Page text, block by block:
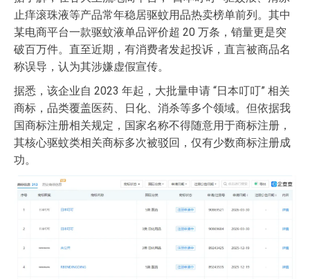
止痒滚珠液等产品常年稳居驱蚊用品热卖榜单前列。其中
某电商平台一款驱蚊液单品评价超 20 万条，销量更是突
破百万件。直至近期，有消费者发起投诉，直言被商品名
称误导，认为其涉嫌虚假宣传。
据悉，该企业自 2023 年起，大批量申请 “日本叮叮” 相关
商标，品类覆盖医药、日化、消杀等多个领域。但依据我
国商标注册相关规定，国家名称不得随意用于商标注册，
其核心驱蚊类相关商标多次被驳回，仅有少数商标注册成
功。